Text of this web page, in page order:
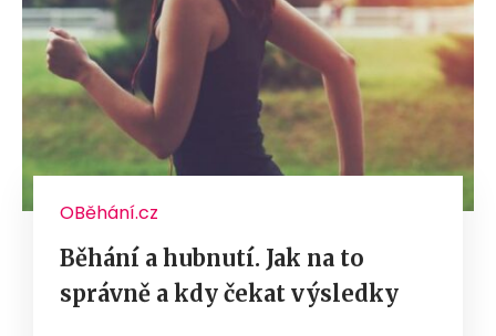
OBěhání.cz
Běhání a hubnutí. Jak na to
správně a kdy čekat výsledky